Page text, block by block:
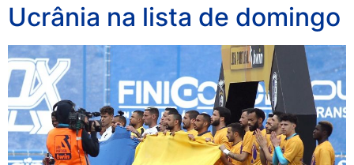
Ucrânia na lista de domingo